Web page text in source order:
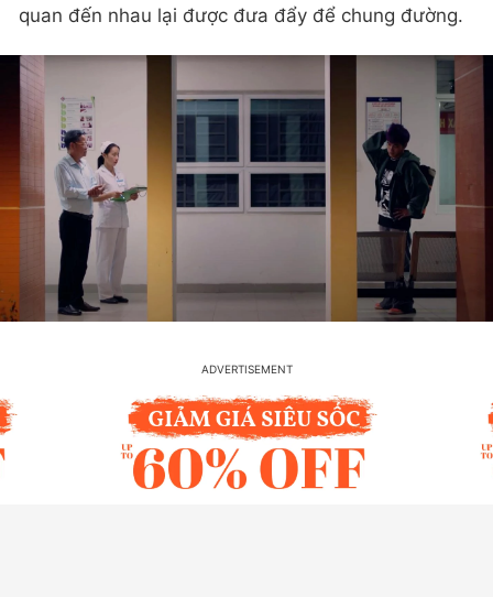
quan đến nhau lại được đưa đẩy để chung đường.